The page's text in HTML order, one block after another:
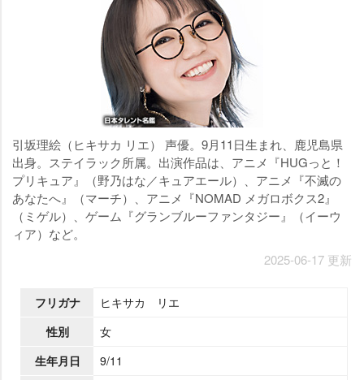
引坂理絵（ヒキサカ リエ） 声優。9月11日生まれ、鹿児島県
出身。ステイラック所属。出演作品は、アニメ『HUGっと！
プリキュア』（野乃はな／キュアエール）、アニメ『不滅の
あなたへ』（マーチ）、アニメ『NOMAD メガロボクス2』
（ミゲル）、ゲーム『グランブルーファンタジー』（イーウ
ィア）など。
2025-06-17 更新
フリガナ
ヒキサカ リエ
性別
女
生年月日
9/11